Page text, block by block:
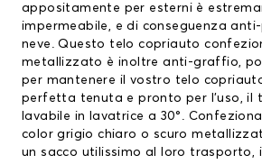
appositamente per esterni è
impermeabile, e di conseguenza
neve. Questo telo copriauto
metallizzato è inoltre anti-graffio,
per mantenere il vostro telo
perfetta tenuta e pronto per l’uso, il
lavabile in lavatrice a 30°.
color grigio chiaro o scuro
un sacco utilissimo al loro trasporto,